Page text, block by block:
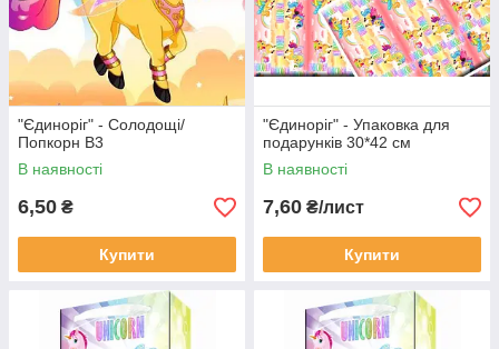
"Єдиноріг" - Солодощі/
Попкорн В3
В наявності
6,50 ₴
Купити
"Єдиноріг" - Упаковка для
подарунків 30*42 см
В наявності
7,60 ₴/лист
Купити